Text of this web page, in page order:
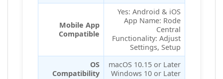
Mobile App
Compatible
Yes: Android & iOS
App Name: Rode
Central
Functionality: Adjust
Settings, Setup
OS
Compatibility
macOS 10.15 or Later
Windows 10 or Later